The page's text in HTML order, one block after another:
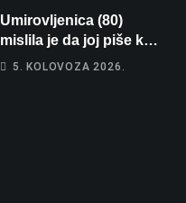
Umirovljenica (80)
mislila je da joj piše kći
pa ostala bez 1000 eura
5. KOLOVOZA 2026.